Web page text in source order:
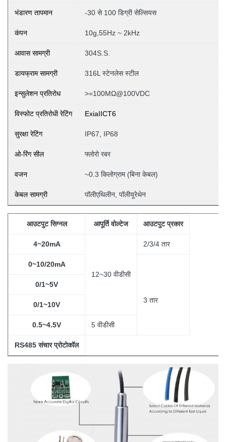
भंडारण तापमान -30 से 100 डिग्री सेल्सियस
कंपन 10g,55Hz ~ 2kHz
आवास सामग्री 304S.S.
डायफ्राम सामग्री 316L स्टेनलेस स्टील
इन्सुलेशन प्रतिरोध >=100MΩ@100VDC
विस्फोट प्रतिरोधी रेटिंग ExiaIICT6
सुरक्षा रेटिंग IP67, IP68
ओ-रिंग सील फ्लोरो रबर
वजन ~0.3 किलोग्राम (बिना केबल)
केबल सामग्री पॉलीएथिलीन, पॉलीयूरेथेन
आउटपुट सिग्नल आपूर्ति वोल्टेज आउटपुट प्रकार
4~20mA
12~30 वीडीसी
2/3/4 तार
0~10/20mA
3 तार
0/1~5V
0/1~10V
0.5~4.5V 5 वीडीसी
RS485 संचार प्रोटोकॉल